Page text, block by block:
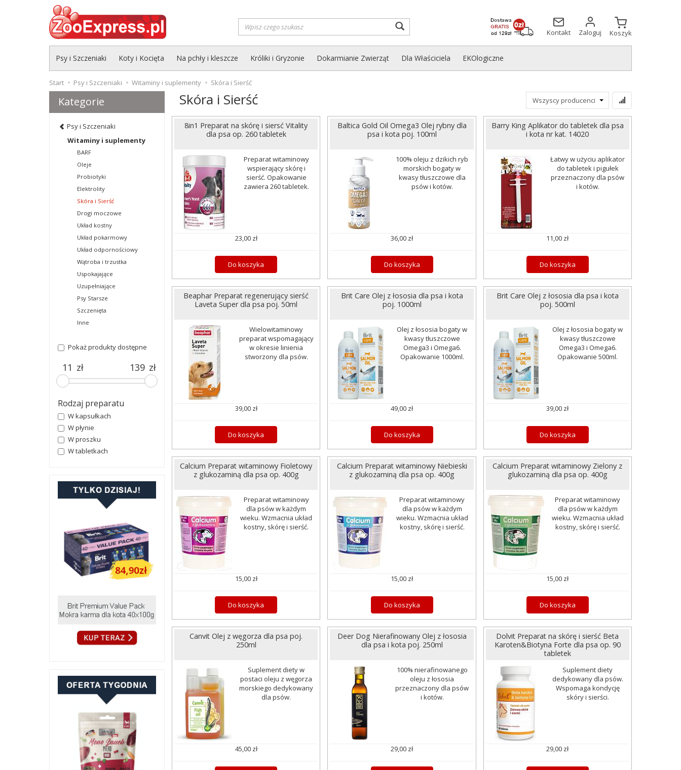
Kontakt
Zaloguj Koszyk
Psy i Szczeniaki Koty i Kocięta Na pchły i kleszcze Króliki i Gryzonie Dokarmianie Zwierząt Dla Właściciela EKOlogiczne
Start Psy i Szczeniaki Witaminy i suplementy Skóra i Sierść
Skóra i Sierść
8in1 Preparat na skórę i siersć Vitality
dla psa op. 260 tabletek
Preparat witaminowy
wspierający skórę i
sierść. Opakowanie
zawiera 260 tabletek.
23,00 zł
Do koszyka
Baltica Gold Oil Omega3 Olej rybny dla
psa i kota poj. 100ml
100% oleju z dzikich ryb
morskich bogaty w
kwasy tłuszczowe dla
psów i kotów.
36,00 zł
Do koszyka
Barry King Aplikator do tabletek dla psa
i kota nr kat. 14020
Łatwy w użyciu aplikator
do tabletek i pigułek
przeznaczony dla psów
i kotów.
11,00 zł
Do koszyka
Beaphar Preparat regenerujący sierść
Laveta Super dla psa poj. 50ml
Wielowitaminowy
preparat wspomagający
w okresie linienia
stworzony dla psów.
39,00 zł
Do koszyka
Brit Care Olej z łososia dla psa i kota
poj. 1000ml
Olej z łososia bogaty w
kwasy tłuszczowe
Omega3 i Omega6.
Opakowanie 1000ml.
49,00 zł
Do koszyka
Brit Care Olej z łososia dla psa i kota
poj. 500ml
Olej z łososia bogaty w
kwasy tłuszczowe
Omega3 i Omega6.
Opakowanie 500ml.
39,00 zł
Do koszyka
Calcium Preparat witaminowy Fioletowy
z glukozaminą dla psa op. 400g
Preparat witaminowy
dla psów w każdym
wieku. Wzmacnia układ
kostny, skórę i sierść.
15,00 zł
Do koszyka
Calcium Preparat witaminowy Niebieski
z glukozaminą dla psa op. 400g
Preparat witaminowy
dla psów w każdym
wieku. Wzmacnia układ
kostny, skórę i sierść.
15,00 zł
Do koszyka
Calcium Preparat witaminowy Zielony z
glukozaminą dla psa op. 400g
Preparat witaminowy
dla psów w każdym
wieku. Wzmacnia układ
kostny, skórę i sierść.
15,00 zł
Do koszyka
Canvit Olej z węgorza dla psa poj.
250ml
Suplement diety w
postaci oleju z węgorza
morskiego dedykowany
dla psów.
45,00 zł
Deer Dog Nierafinowany Olej z łososia
dla psa i kota poj. 250ml
100% nierafinowanego
oleju z łososia
przeznaczony dla psów
i kotów.
29,00 zł
Dolvit Preparat na skórę i sierść Beta
Karoten&Biotyna Forte dla psa op. 90
tabletek
Suplement diety
dedykowany dla psów.
Wspomaga kondycję
skóry i sierści.
29,00 zł
Kategorie
Psy i Szczeniaki
Witaminy i suplementy
BARF
Oleje
Probiotyki
Elektrolity
Skóra i Sierść
Drogi moczowe
Układ kostny
Układ pokarmowy
Układ odpornościowy
Wątroba i trzustka
Uspokajające
Uzupełniające
Psy Starsze
Szczenięta
Inne
Pokaż produkty dostępne
zł zł
Rodzaj preparatu
W kapsułkach
W płynie
W proszku
W tabletkach